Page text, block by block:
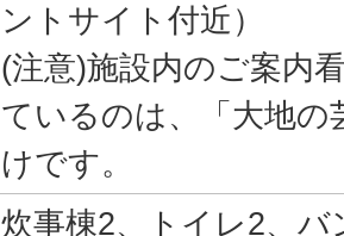
ントサイト付近）
(注意)施設内のご案内
ているのは、「大地の
けです。
炊事棟2、トイレ2、バ